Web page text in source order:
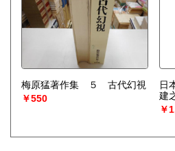
梅原猛著作集 ５ 古代幻視
￥550
日
建
￥